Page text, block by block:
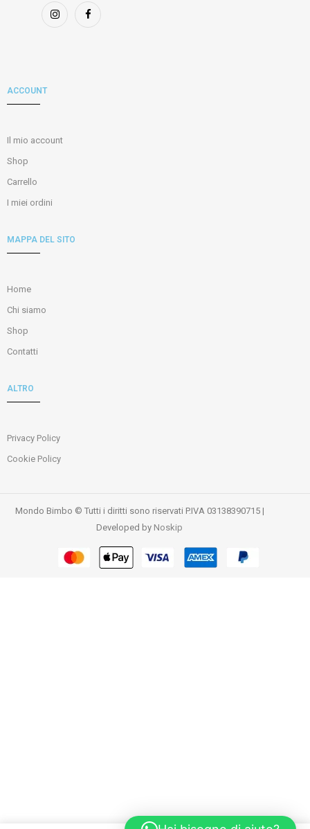
ACCOUNT
Il mio account
Shop
Carrello
I miei ordini
MAPPA DEL SITO
Home
Chi siamo
Shop
Contatti
ALTRO
Privacy Policy
Cookie Policy
Mondo Bimbo © Tutti i diritti sono riservati P.IVA 03138390715 |
Developed by Noskip